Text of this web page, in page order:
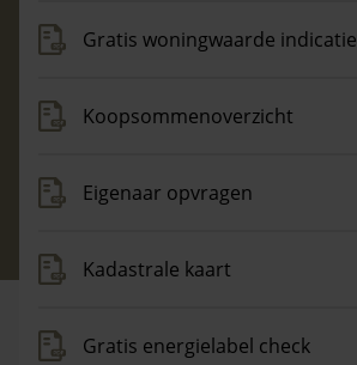
Maandag t/m vrijdag - 08:00 -18:00
Gratis woningwaarde indicatie
Koopsommenoverzicht
Eigenaar opvragen
Kadastrale kaart
Gratis energielabel check